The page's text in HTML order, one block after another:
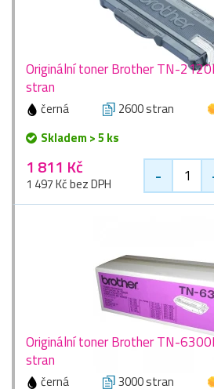
Originální toner Brother TN-
stran
černá 2600 stran
Skladem > 5 ks
1 811 Kč
1 497 Kč bez DPH -
Originální toner Brother TN-
stran
černá 3000 stran